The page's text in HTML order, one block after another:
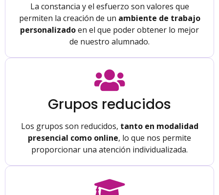
La constancia y el esfuerzo son valores que
permiten la creación de un ambiente de trabajo
personalizadoen el que poder obtener lo mejor
de nuestro alumnado.
Grupos reducidos
Los grupos son reducidos, tanto en modalidad
presencial como online, lo que nos permite
proporcionar una atención individualizada.